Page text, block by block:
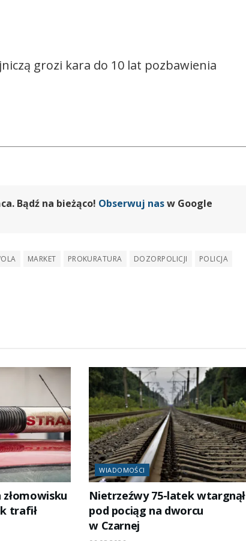
grozi kara do 10 lat pozbawienia
Bądź na bieżąco! Obserwuj nasw Google
MARKET PROKURATURA DOZORPOLICJI
POLICJA
złomowisku
trafił
WIADOMOŚCI
Nietrzeźwy 75-latek wtargnął
pod pociąg na dworcu
w Czarnej